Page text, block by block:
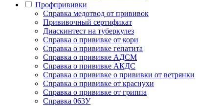
Профпрививки
Справка медотвод от прививок
Прививочный сертификат
Диаскинтест на туберкулез
Cправка о прививке от кори
Cправка о прививке гепатита
Справка о прививке АДСМ
Справка о прививке АКДС
Справка о прививке о прививки от ветрянки
Справка о прививке от краснухи
Справка о прививке от гриппа
Справка 063У